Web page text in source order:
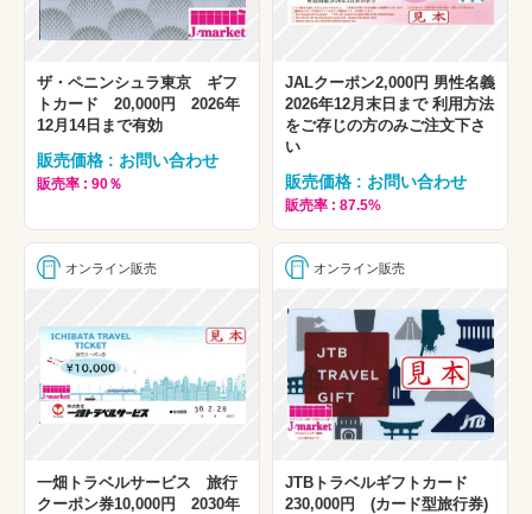
ザ・ペニンシュラ東京 ギフ
トカード 20,000円 2026年
12月14日まで有効
販売価格 : お問い合わせ
販売率 : 90％
JALクーポン2,000円 男性名義
2026年12月末日まで 利用方法
をご存じの方のみご注文下さ
い
販売価格 : お問い合わせ
販売率 : 87.5%
オンライン販売
一畑トラベルサービス 旅行
クーポン券10,000円 2030年
オンライン販売
JTBトラベルギフトカード
230,000円 (カード型旅行券)